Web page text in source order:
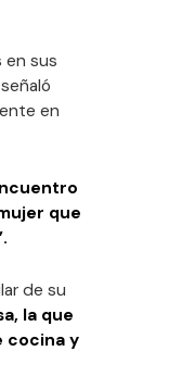
en sus
señaló
en
que
de su
la que
cocina y